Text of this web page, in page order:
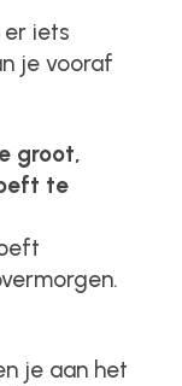
iets
je vooraf
groot,
te
je aan het